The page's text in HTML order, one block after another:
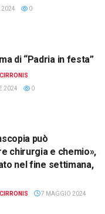
2024
0
di “Padria in festa”
2024
0
può
chirurgia e chemio»,
nel fine settimana,
7 MAGGIO 2024